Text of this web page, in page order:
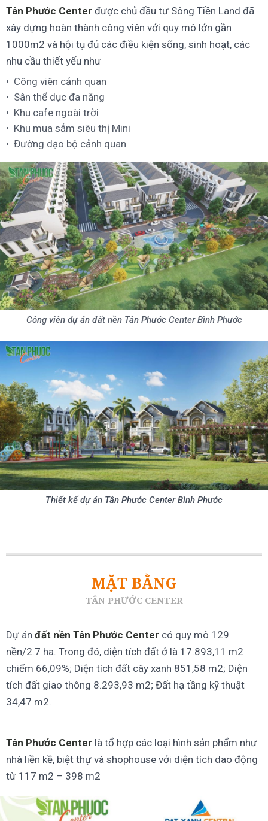
Tân Phước Center được chủ đầu tư Sông Tiền Land đã
xây dựng hoàn thành công viên với quy mô lớn gần
1000m2 và hội tụ đủ các điều kiện sống, sinh hoạt, các
nhu cầu thiết yếu như
Công viên cảnh quan
Sân thể dục đa năng
Khu cafe ngoài trời
Khu mua sắm siêu thị Mini
Đường dạo bộ cảnh quan
Công viên dự án đất nền Tân Phước Center Bình Phước
Thiết kế dự án Tân Phước Center Bình Phước
MẶT BẰNG
TÂN PHƯỚC CENTER
Dự án đất nền Tân Phước Center có quy mô 129
nền/2.7 ha. Trong đó, diện tích đất ở là 17.893,11 m2
chiếm 66,09%; Diện tích đất cây xanh 851,58 m2; Diện
tích đất giao thông 8.293,93 m2; Đất hạ tầng kỹ thuật
34,47 m2.
Tân Phước Center là tổ hợp các loại hình sản phẩm như
nhà liền kề, biệt thự và shophouse với diện tích dao động
từ 117 m2 – 398 m2